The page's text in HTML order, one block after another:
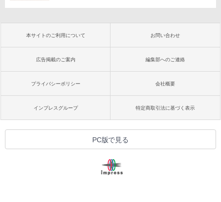
本サイトのご利用について お問い合わせ
広告掲載のご案内 編集部へのご連絡
プライバシーポリシー 会社概要
インプレスグループ 特定商取引法に基づく表示
PC版で見る